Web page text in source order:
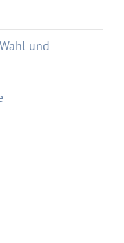
und